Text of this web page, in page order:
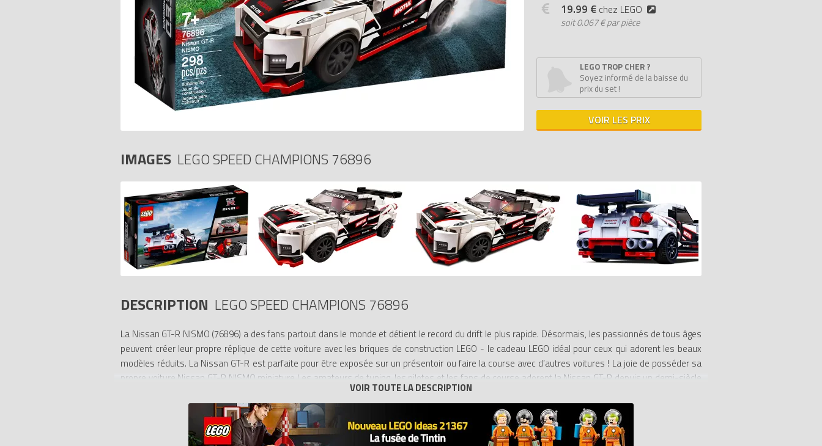
19.99 € chez LEGO
soit0.067 € par pièce
LEGO TROP CHER ?
Soyez informé de la baisse du
prix du set !
VOIR LES PRIX
IMAGES LEGO SPEED CHAMPIONS 76896
DESCRIPTION LEGO SPEED CHAMPIONS 76896
La Nissan GT-R NISMO (76896) a des fans partout dans le monde et détient le record du drift le plus rapide. Désormais, les passionnés de tous âges
peuvent créer leur propre réplique de cette voiture avec les briques de construction LEGO - le cadeau LEGO idéal pour ceux qui adorent les beaux
modèles réduits. La Nissan GT-R est parfaite pour être exposée sur un présentoir ou faire la course avec d’autres voitures ! La joie de posséder sa
propre voiture Nissan GT-R NISMO miniature Les amateurs de tuning, les pilotes et les fans de course adorent la Nissan GT-R depuis un demi-siècle
et peuvent maintenant construire leur propre réplique LEGO de la légendaire GT-R NISMO. Ce modèle de voiture possède les détails réalistes du
véritable véhicule. Le set de jeu inclut également une figurine de pilote en combinaison de course Nissan à placer derrière le volant pour des courses
effrénées. Jouets de course pour briller sur le circuit ! Nouveautés de janvier 2020, les répliques LEGO Speed Champions, sont désormais 25% plus
grandes et plus réalistes que jamais. Elles permettent aux fans de construire des versions miniatures des voitures les plus connues au monde, et de